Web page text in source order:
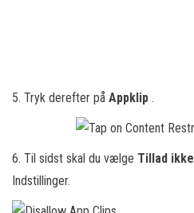
5. Tryk derefter på Appklip .
6. Til sidst skal du vælge Tillad ikke
Indstillinger.